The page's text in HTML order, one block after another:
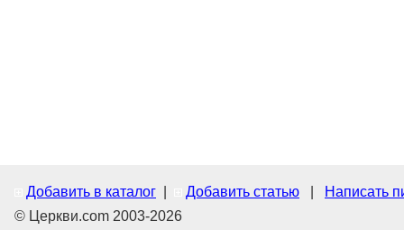
Добавить в каталог Добавить статью
Написать
© Церкви.com 2003-2026